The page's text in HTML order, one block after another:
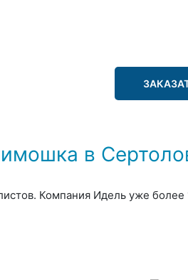
в
Компания Идель уже более